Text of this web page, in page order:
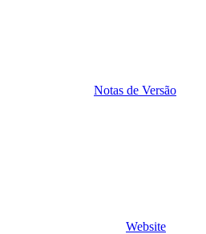
Notas de Versão
Website